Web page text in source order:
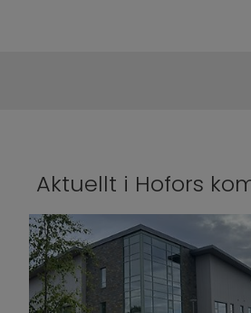
Aktuellt i Hofors